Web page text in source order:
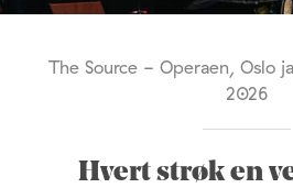
The Source - Operaen, Oslo
2026
Hvert strøk en